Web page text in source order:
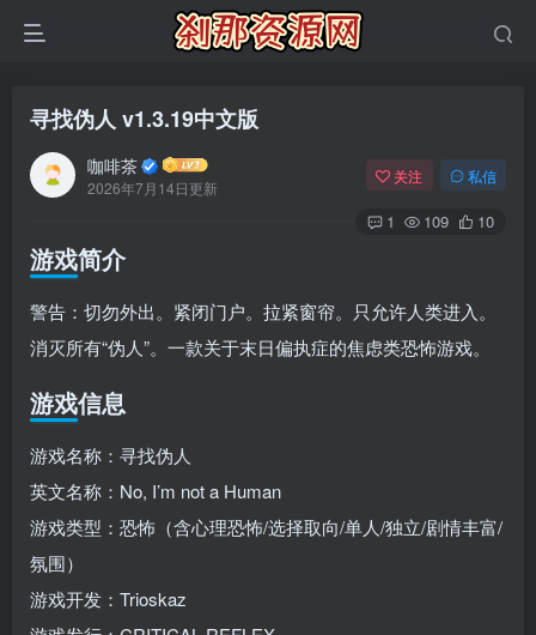
寻找伪人 v1.3.19中文版
咖啡茶
2026年7月14日更新
关注 私信
1 109 10
游戏简介
警告：切勿外出。紧闭门户。拉紧窗帘。只允许人类进入。
消灭所有“伪人”。一款关于末日偏执症的焦虑类恐怖游戏。
游戏信息
游戏名称：寻找伪人
英文名称：No, I’m not a Human
游戏类型：恐怖（含心理恐怖/选择取向/单人/独立/剧情丰富/
氛围）
游戏开发：Trioskaz